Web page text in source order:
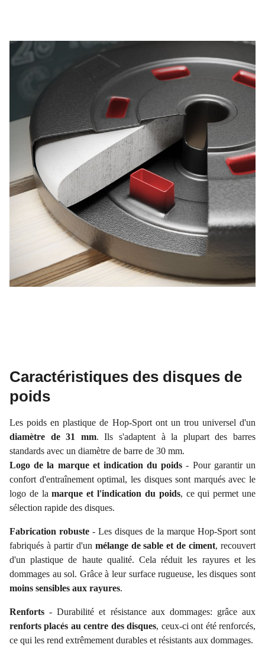
Caractéristiques des disques de
poids
Les poids en plastique de Hop-Sport ont un trou universel d'un
diamètre de 31 mm. Ils s'adaptent à la plupart des barres
standards avec un diamètre de barre de 30 mm.
Logo de la marque et indication du poids - Pour garantir un
confort d'entraînement optimal, les disques sont marqués avec le
logo de lamarque et l'indication du poids, ce qui permet une
sélection rapide des disques.
Fabrication robuste - Les disques de la marque Hop-Sport sont
fabriqués à partir d'un mélange de sable et de ciment, recouvert
d'un plastique de haute qualité. Cela réduit les rayures et les
dommages au sol. Grâce à leur surface rugueuse, les disques sont
moins sensibles aux rayures.
Renforts - Durabilité et résistance aux dommages: grâce aux
renforts placés au centre des disques, ceux-ci ont été renforcés,
ce qui les rend extrêmement durables et résistants aux dommages.